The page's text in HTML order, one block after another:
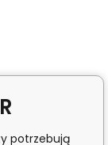
potrzebują